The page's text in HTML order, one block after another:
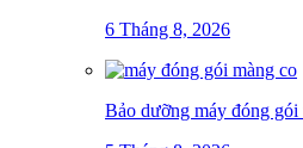
6 Tháng 8, 2026
Bảo dưỡng máy đóng gói